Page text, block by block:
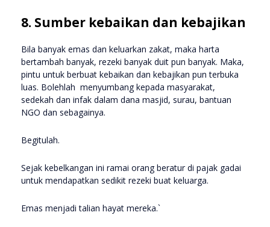
8. Sumber kebaikan dan kebajikan
Bila banyak emas dan keluarkan zakat, maka harta
bertambah banyak, rezeki banyak duit pun banyak. Maka,
pintu untuk berbuat kebaikan dan kebajikan pun terbuka
luas. Bolehlah menyumbang kepada masyarakat,
sedekah dan infak dalam dana masjid, surau, bantuan
NGO dan sebagainya.
Begitulah.
Sejak kebelkangan ini ramai orang beratur di pajak gadai
untuk mendapatkan sedikit rezeki buat keluarga.
Emas menjadi talian hayat mereka.`